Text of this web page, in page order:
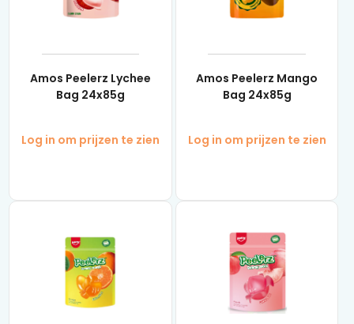
Amos Peelerz Lychee
Bag 24x85g
Log in om prijzen te zien
Amos Peelerz Mango
Bag 24x85g
Log in om prijzen te zien